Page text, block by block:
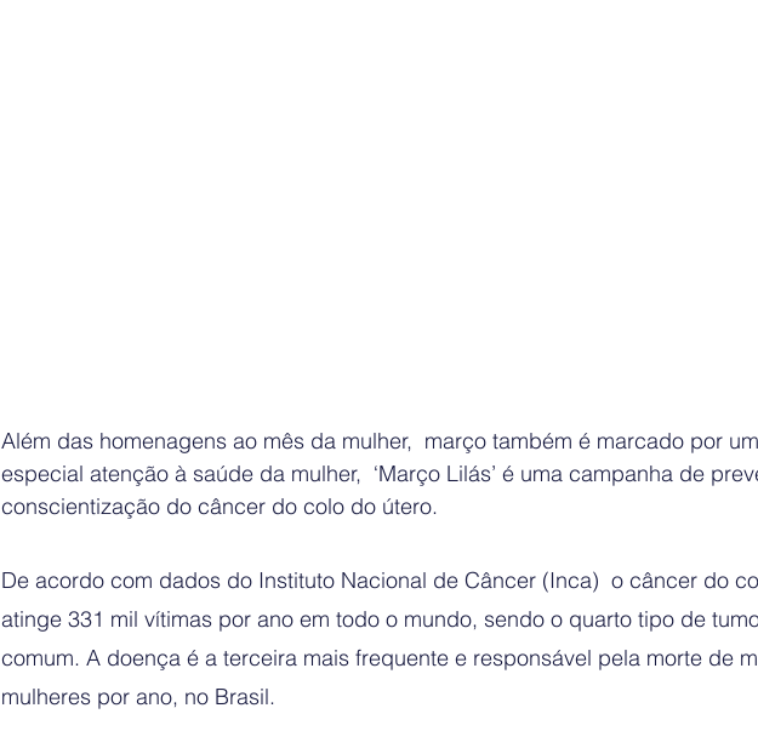
Além das homenagens ao mês da mulher,  março também é marcado por
especial atenção à saúde da mulher,  ‘Março Lilás’ é uma campanha de
conscientização do câncer do colo do útero.
De acordo com dados do Instituto Nacional de Câncer (Inca)  o câncer do
atinge 331 mil vítimas por ano em todo o mundo, sendo o quarto tipo de
comum. A doença é a terceira mais frequente e responsável pela morte de
mulheres por ano, no Brasil.